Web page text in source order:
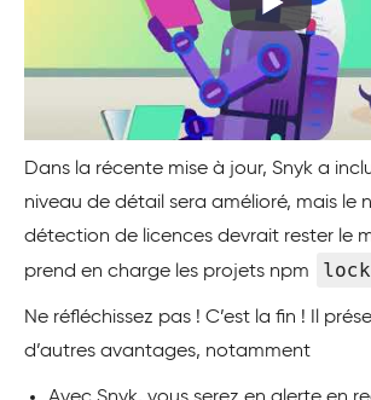
Dans la récente mise à jour, Snyk a
niveau de détail sera amélioré, mais le
détection de licences devrait rester le
prend en charge les projets npm
Ne réfléchissez pas ! C’est la fin ! Il
d’autres avantages, notamment